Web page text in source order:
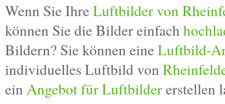
Wenn Sie IhreLuftbilder von
können Sie die Bilder einfach
Bildern? Sie können eineLuftbild-
individuelles Luftbild von
ein Angebot für Luftbildererstellen